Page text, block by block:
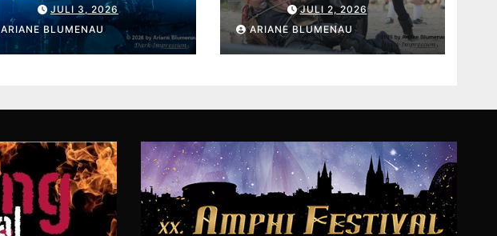
JULI 3, 2026
ARIANE BLUMENAU
JULI 2, 2026
ARIANE BLUMENAU